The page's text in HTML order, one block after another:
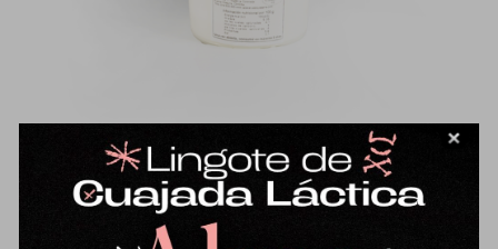
Yogur natural de oveja 750ml
9,96 €